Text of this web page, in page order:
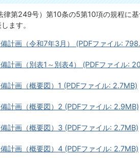
律第249号）第10条の5第10項の規程に
ます。
計画（令和7年3月） (PDFファイル:
計画（別表1～別表4） (PDFファイル:
計画（概要図）1 (PDFファイル: 2.7MB)
計画（概要図）2 (PDFファイル: 2.9MB)
計画（概要図）3 (PDFファイル: 2.7MB)
計画（概要図）4 (PDFファイル: 2.7MB)